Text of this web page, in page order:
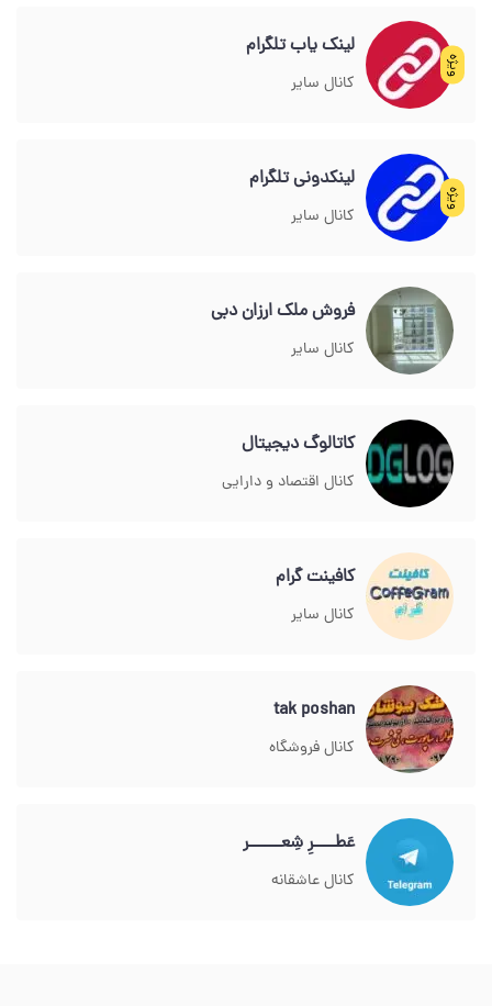
ویژه
لینک یاب تلگرام
کانال سایر
ویژه
لینکدونی تلگرام
کانال سایر
فروش ملک ارزان دبی
کانال سایر
کاتالوگ دیجیتال
کانال اقتصاد و دارایی
کافینت گرام
کانال سایر
tak poshan
کانال فروشگاه
عَطــــرِ شِعــــــر
کانال عاشقانه